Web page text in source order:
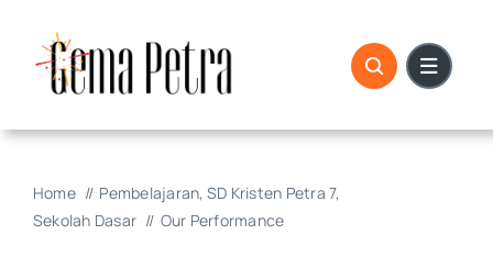
content
Home Pembelajaran SD Kristen Petra 7
Sekolah Dasar
Our Performance